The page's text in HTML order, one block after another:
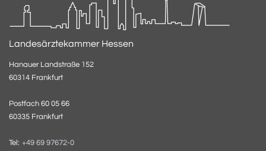
Landesärztekammer Hessen
Hanauer Landstraße 152
60314 Frankfurt
Postfach 60 05 66
60335 Frankfurt
Tel: +49 69 97672-0